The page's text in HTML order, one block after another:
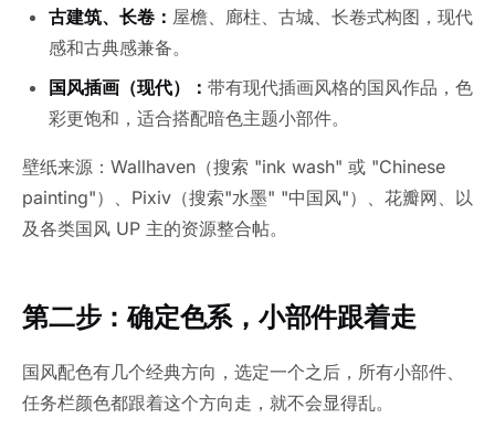
古建筑、长卷： 屋檐、廊柱、古城、长卷式构图，现代
感和古典感兼备。
国风插画（现代）： 带有现代插画风格的国风作品，色
彩更饱和，适合搭配暗色主题小部件。
壁纸来源：Wallhaven（搜索 "ink wash" 或 "Chinese
painting"）、Pixiv（搜索"水墨" "中国风"）、花瓣网、以
及各类国风 UP 主的资源整合帖。
第二步：确定色系，小部件跟着走
国风配色有几个经典方向，选定一个之后，所有小部件、
任务栏颜色都跟着这个方向走，就不会显得乱。